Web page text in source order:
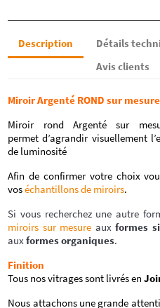
Description Détails
Avis clients
Miroir Argenté ROND sur
Miroir rond Argenté sur
permet d’agrandir visuellement
de luminosité
Afin de confirmer votre choix
voséchantillons de miroirs.
Si vous recherchez une autre
miroirs sur mesure auxformes
auxformes organiques.
Finition
Tous nos vitrages sont livrés en
Nous attachons une grande